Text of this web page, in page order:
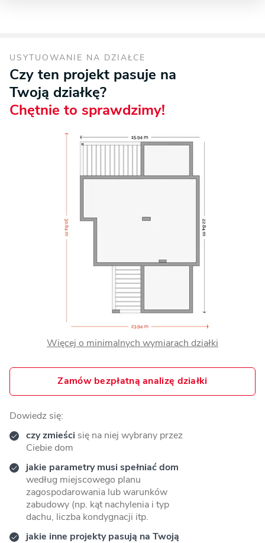
USYTUOWANIE NA DZIAŁCE
Czy ten projekt pasuje na
Twoją działkę?
Chętnie to sprawdzimy!
Więcej o minimalnych wymiarach działki
Zamów bezpłatną analizę działki
Dowiedz się:
czy zmieści się na niej wybrany przez
Ciebie dom
jakie parametry musi spełniać dom
według miejscowego planu
zagospodarowania lub warunków
zabudowy (np. kąt nachylenia i typ
dachu, liczba kondygnacji itp.
jakie inne projekty pasują na Twoją